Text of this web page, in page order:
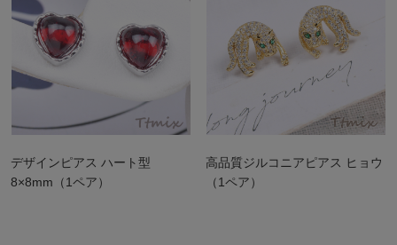
デザインピアス ハート型
8×8mm（1ペア）
高品質ジルコニアピアス ヒョウ
（1ペア）